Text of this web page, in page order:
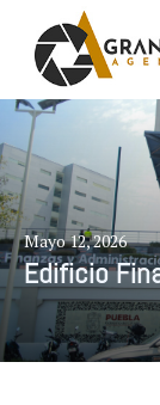
Mayo 12, 2026
Edificio